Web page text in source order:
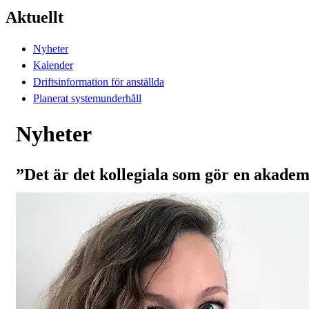
Aktuellt
Nyheter
Kalender
Driftsinformation för anställda
Planerat systemunderhåll
Nyheter
”Det är det kollegiala som gör en